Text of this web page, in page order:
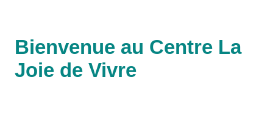
Bienvenue au Centre La
Joie de Vivre